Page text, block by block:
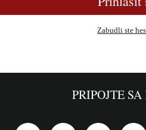
Zabudli ste
PRIPOJTE